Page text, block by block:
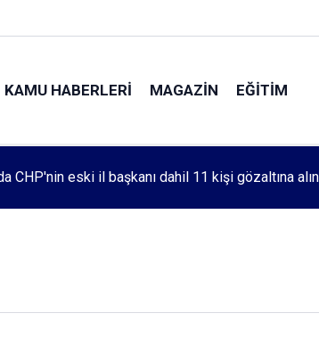
KAMU HABERLERI MAGAZIN EĞITIM
Mehmet Özdemir için adalet aradı